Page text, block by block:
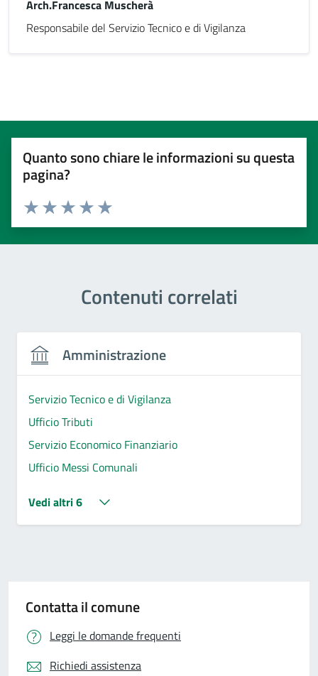
Arch.Francesca Muscherà
Responsabile del Servizio Tecnico e di Vigilanza
Quanto sono chiare le informazioni su questa
pagina?
Valuta 5 stelle su 5
Valuta 4 stelle su 5
Valuta 3 stelle su 5
Valuta 2 stelle su 5
Valuta 1 stelle su 5
Contenuti correlati
Amministrazione
Servizio Tecnico e di Vigilanza
Ufficio Tributi
Servizio Economico Finanziario
Ufficio Messi Comunali
Vedi altri 6
Contatta il comune
Leggi le domande frequenti
Richiedi assistenza